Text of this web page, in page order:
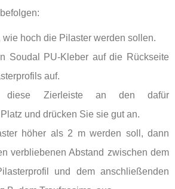
wie hoch die Pilaster werden sollen.
Soudal PU-Kleber auf die Rückseite
auf.
diese Zierleiste an den dafür
und drücken Sie sie gut an.
höher als 2 m werden soll, dann
verbliebenen Abstand zwischen dem
und dem anschließenden